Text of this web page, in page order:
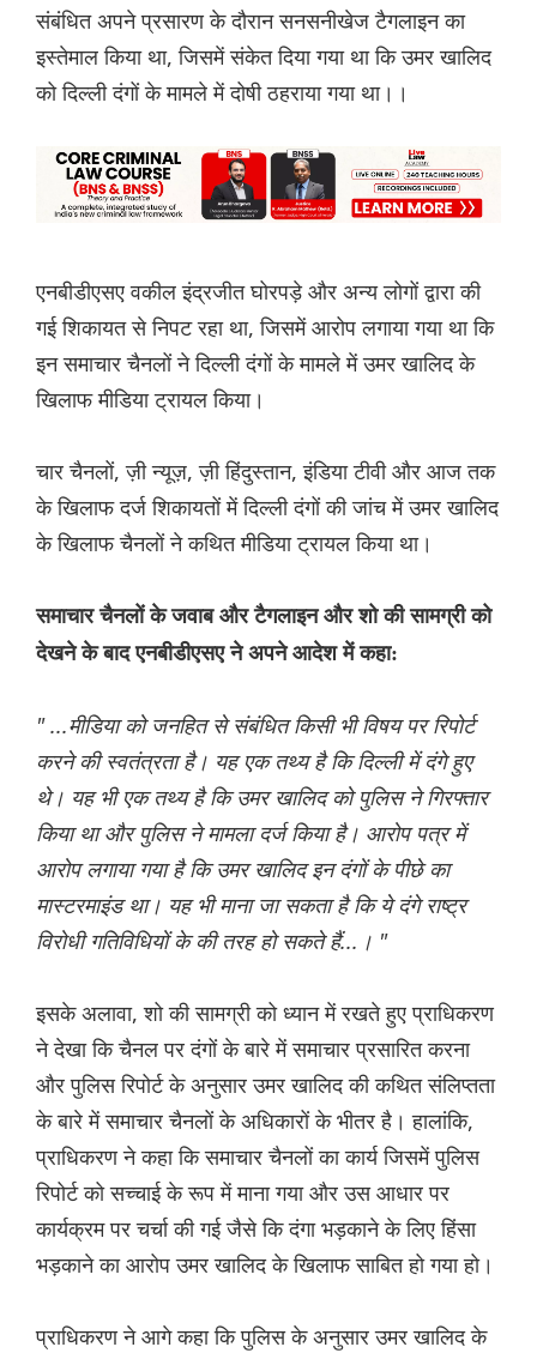
संबंधित अपने प्रसारण के दौरान सनसनीखेज टैगलाइन का
इस्तेमाल किया था, जिसमें संकेत दिया गया था कि उमर खालिद
को दिल्ली दंगों के मामले में दोषी ठहराया गया था।।
एनबीडीएसए वकील इंद्रजीत घोरपड़े और अन्य लोगों द्वारा की
गई शिकायत से निपट रहा था, जिसमें आरोप लगाया गया था कि
इन समाचार चैनलों ने दिल्ली दंगों के मामले में उमर खालिद के
खिलाफ मीडिया ट्रायल किया।
चार चैनलों, ज़ी न्यूज़, ज़ी हिंदुस्तान, इंडिया टीवी और आज तक
के खिलाफ दर्ज शिकायतों में दिल्ली दंगों की जांच में उमर खालिद
के खिलाफ चैनलों ने कथित मीडिया ट्रायल किया था।
समाचार चैनलों के जवाब और टैगलाइन और शो की सामग्री को
देखने के बाद एनबीडीएसए ने अपने आदेश में कहा:
" ...मीडिया को जनहित से संबंधित किसी भी विषय पर रिपोर्ट
करने की स्वतंत्रता है। यह एक तथ्य है कि दिल्ली में दंगे हुए
थे। यह भी एक तथ्य है कि उमर खालिद को पुलिस ने गिरफ्तार
किया था और पुलिस ने मामला दर्ज किया है। आरोप पत्र में
आरोप लगाया गया है कि उमर खालिद इन दंगों के पीछे का
मास्टरमाइंड था। यह भी माना जा सकता है कि ये दंगे राष्ट्र
विरोधी गतिविधियों के की तरह हो सकते हैं...। "
इसके अलावा, शो की सामग्री को ध्यान में रखते हुए प्राधिकरण
ने देखा कि चैनल पर दंगों के बारे में समाचार प्रसारित करना
और पुलिस रिपोर्ट के अनुसार उमर खालिद की कथित संलिप्तता
के बारे में समाचार चैनलों के अधिकारों के भीतर है। हालांकि,
प्राधिकरण ने कहा कि समाचार चैनलों का कार्य जिसमें पुलिस
रिपोर्ट को सच्चाई के रूप में माना गया और उस आधार पर
कार्यक्रम पर चर्चा की गई जैसे कि दंगा भड़काने के लिए हिंसा
भड़काने का आरोप उमर खालिद के खिलाफ साबित हो गया हो।
प्राधिकरण ने आगे कहा कि पुलिस के अनुसार उमर खालिद के